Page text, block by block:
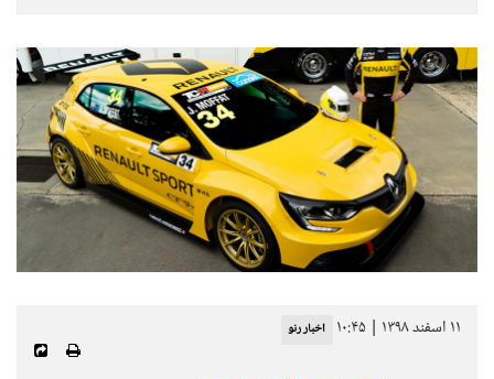
۱۱ اسفند ۱۳۹۸ | ۱۰:۴۵ اخبار رنو